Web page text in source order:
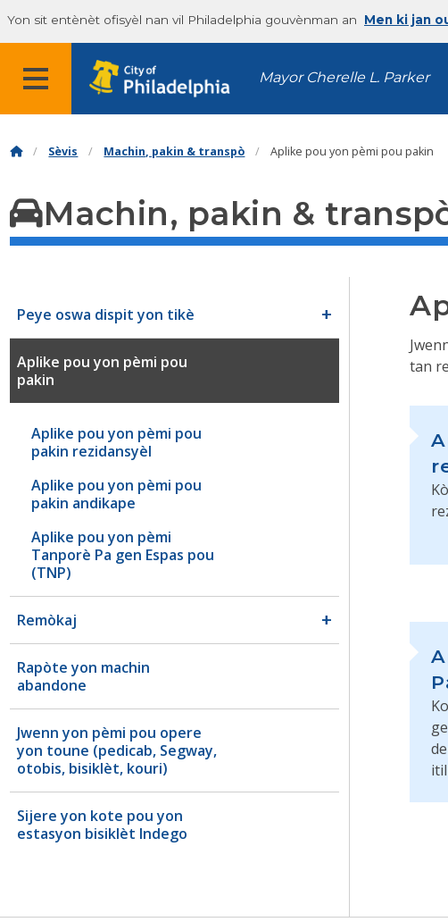
Yon sit entènèt ofisyèl nan vil Philadelphia gouvènman an Men ki jan
Mayor Cherelle L. Parker
Sèvis Machin, pakin & transpò Aplike pou yon pèmi pou pakin
Machin, pakin &
Peye oswa dispit yon tikè
Aplike pou yon pèmi pou
pakin
Aplike pou yon pèmi pou
pakin rezidansyèl
Aplike pou yon pèmi pou
pakin andikape
Aplike pou yon pèmi
Tanporè Pa gen Espas pou
(TNP)
Remòkaj
Rapòte yon machin
abandone
Jwenn yon pèmi pou opere
yon toune (pedicab, Segway,
otobis, bisiklèt, kouri)
Sijere yon kote pou yon
estasyon bisiklèt Indego
tan